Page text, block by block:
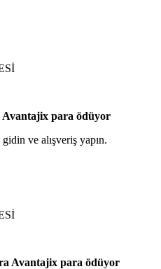
Avantajix para ödüyor
ve alışveriş yapın.
Avantajix para ödüyor